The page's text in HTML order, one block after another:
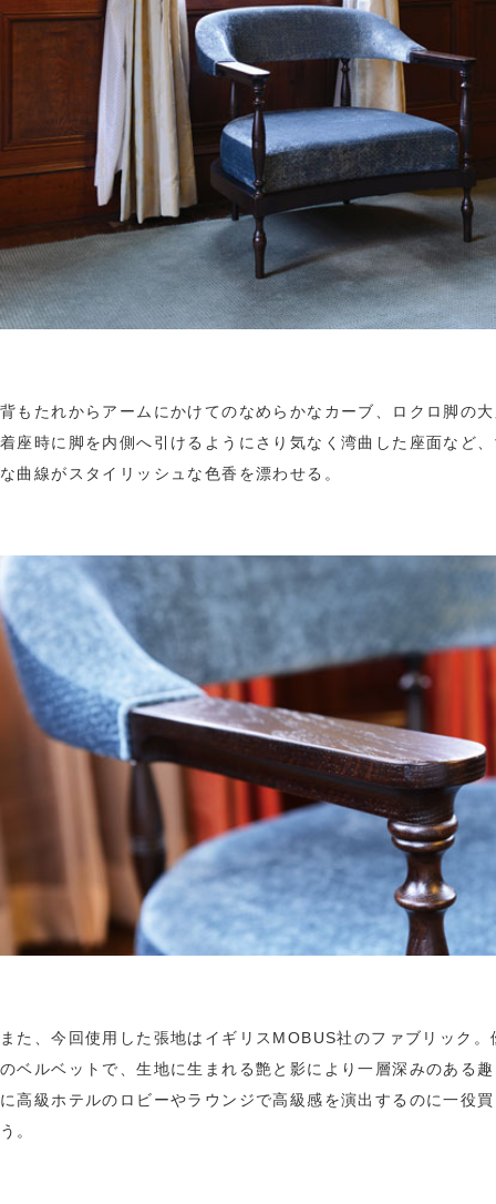
背もたれからアームにかけてのなめらかなカーブ、ロクロ脚の
着座時に脚を内側へ引けるようにさり気なく湾曲した座面など
な曲線がスタイリッシュな色香を漂わせる。
また、今回使用した張地はイギリスMOBUS社のファブリック。
のベルベットで、生地に生まれる艶と影により一層深みのある
に高級ホテルのロビーやラウンジで高級感を演出するのに一役
う。